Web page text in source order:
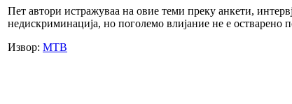
Пет автори истражуваа на овие теми преку анкети,
недискриминација, но поголемо влијание не е остварено
Извор: МТВ